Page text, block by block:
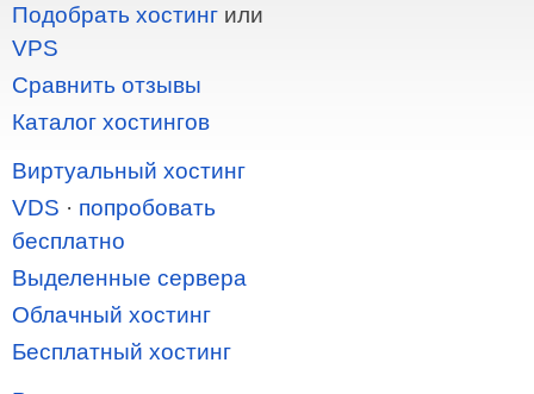
Подобрать хостинг или
VPS
Сравнить отзывы
Каталог хостингов
Виртуальный хостинг
VDS · попробовать
бесплатно
Выделенные сервера
Облачный хостинг
Бесплатный хостинг